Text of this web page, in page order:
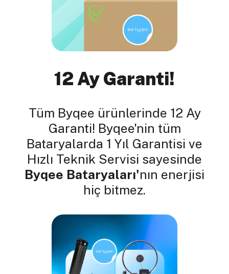
12 Ay Garanti!
Tüm Byqee ürünlerinde 12 Ay
Garanti! Byqee'nin tüm
Bataryalarda 1 Yıl Garantisi ve
Hızlı Teknik Servisi sayesinde
Byqee Bataryaları'nın enerjisi
hiç bitmez.